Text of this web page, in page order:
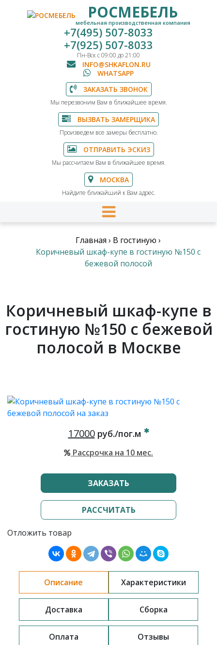
РОСМЕБЕЛЬ
мебельная производственная компания
+7(495) 507-8033
+7(925) 507-8033
Пн-Вск с 09:00 до 21:00
INFO@SHKAFLON.RU
WHATSAPP
ЗАКАЗАТЬ ЗВОНОК
Мы перезвоним Вам в ближайшее время.
ВЫЗВАТЬ ЗАМЕРЩИКА
Произведем все замеры бесплатно.
ОТПРАВИТЬ ЭСКИЗ
Мы рассчитаем Вам в ближайшее время.
МОСКВА
Найдите ближайший к Вам адрес.
Главная › В гостиную ›
Коричневый шкаф-купе в гостиную №150 с
бежевой полосой
Коричневый шкаф-купе в
гостиную №150 с бежевой
полосой в Москве
17000руб./пог.м
Рассрочка на 10 мес.
ЗАКАЗАТЬ
РАССЧИТАТЬ
Отложить товар
Описание Характеристики
Доставка Сборка
Оплата Отзывы